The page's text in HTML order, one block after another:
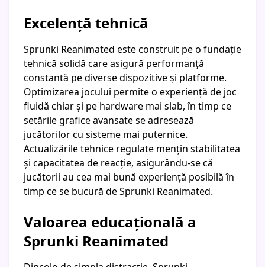
Excelență tehnică
Sprunki Reanimated este construit pe o fundație
tehnică solidă care asigură performanță
constantă pe diverse dispozitive și platforme.
Optimizarea jocului permite o experiență de joc
fluidă chiar și pe hardware mai slab, în timp ce
setările grafice avansate se adresează
jucătorilor cu sisteme mai puternice.
Actualizările tehnice regulate mențin stabilitatea
și capacitatea de reacție, asigurându-se că
jucătorii au cea mai bună experiență posibilă în
timp ce se bucură de Sprunki Reanimated.
Valoarea educațională a
Sprunki Reanimated